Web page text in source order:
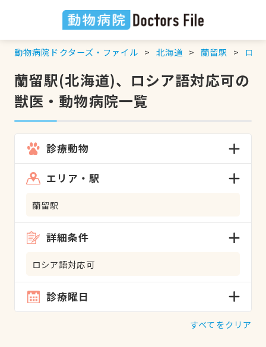
動物病院ドクターズ・ファイル 北海道 蘭留駅 ロシ
蘭留駅(北海道)、ロシア語対応可の
獣医・動物病院一覧
診療動物
エリア・駅
蘭留駅
詳細条件
ロシア語対応可
診療曜日
すべてをクリア